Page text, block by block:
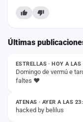
Últimas
ESTADO
ESTRELLAS · HOY A LAS
Domingo de vermú e
faltes ❤️
ESTADO
ATENAS · AYER A LAS
hacked by belilus
ESTADO